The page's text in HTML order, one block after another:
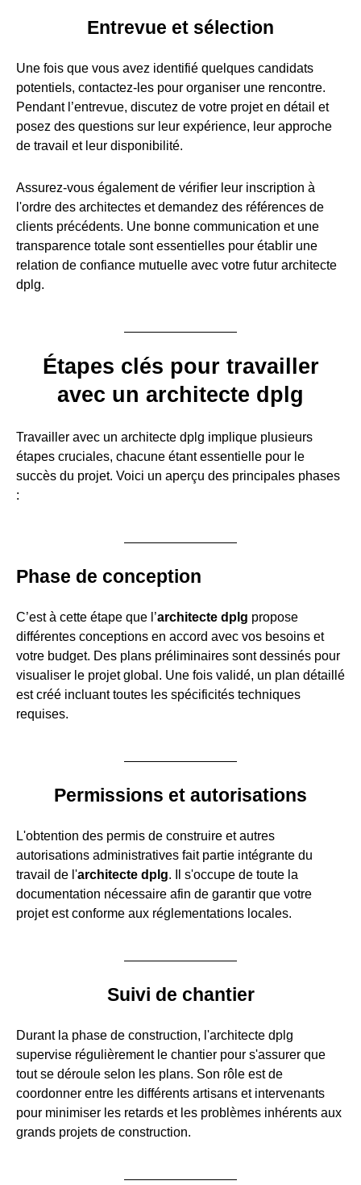
Entrevue et sélection
Une fois que vous avez identifié quelques candidats
potentiels, contactez-les pour organiser une rencontre.
Pendant l’entrevue, discutez de votre projet en détail et
posez des questions sur leur expérience, leur approche
de travail et leur disponibilité.
Assurez-vous également de vérifier leur inscription à
l'ordre des architectes et demandez des références de
clients précédents. Une bonne communication et une
transparence totale sont essentielles pour établir une
relation de confiance mutuelle avec votre futur architecte
dplg.
Étapes clés pour travailler
avec un architecte dplg
Travailler avec un architecte dplg implique plusieurs
étapes cruciales, chacune étant essentielle pour le
succès du projet. Voici un aperçu des principales phases
:
Phase de conception
C’est à cette étape que l’architecte dplg propose
différentes conceptions en accord avec vos besoins et
votre budget. Des plans préliminaires sont dessinés pour
visualiser le projet global. Une fois validé, un plan détaillé
est créé incluant toutes les spécificités techniques
requises.
Permissions et autorisations
L'obtention des permis de construire et autres
autorisations administratives fait partie intégrante du
travail de l'architecte dplg. Il s'occupe de toute la
documentation nécessaire afin de garantir que votre
projet est conforme aux réglementations locales.
Suivi de chantier
Durant la phase de construction, l'architecte dplg
supervise régulièrement le chantier pour s'assurer que
tout se déroule selon les plans. Son rôle est de
coordonner entre les différents artisans et intervenants
pour minimiser les retards et les problèmes inhérents aux
grands projets de construction.